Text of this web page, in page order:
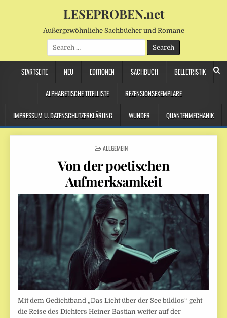
LESEPROBEN.net
Außergewöhnliche Sachbücher und Romane
Search
for:
STARTSEITE NEU EDITIONEN SACHBUCH BELLETRISTIK
ALPHABETISCHE TITELLISTE REZENSIONSEXEMPLARE
IMPRESSUM U. DATENSCHUTZERKLÄRUNG WUNDER QUANTENMECHANIK
POSTED
ALLGEMEIN
Von der poetischen
Aufmerksamkeit
Mit dem Gedichtband „Das Licht über der See bildlos“ geht
die Reise des Dichters Heiner Bastian weiter auf der